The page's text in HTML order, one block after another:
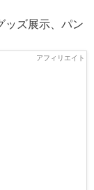
ッズ展示、パン